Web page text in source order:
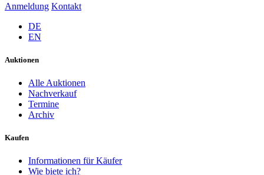
Anmeldung Kontakt
DE
EN
Auktionen
Alle Auktionen
Nachverkauf
Termine
Archiv
Kaufen
Informationen für Käufer
Wie biete ich?